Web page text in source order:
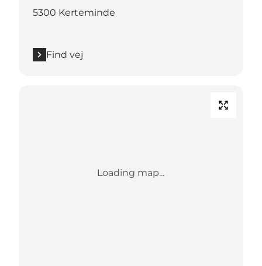
5300 Kerteminde
Find vej
Loading map...